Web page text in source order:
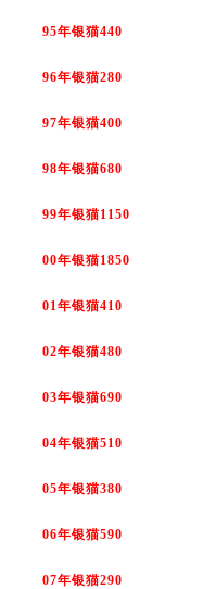
95年银猫440
96年银猫280
97年银猫400
98年银猫680
99年银猫1150
00年银猫1850
01年银猫410
02年银猫480
03年银猫690
04年银猫510
05年银猫380
06年银猫590
07年银猫290